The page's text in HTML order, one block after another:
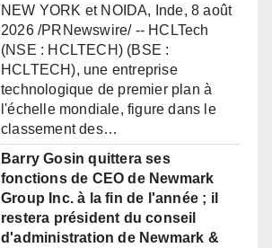
NEW YORK et NOIDA, Inde, 8 août
2026 /PRNewswire/ -- HCLTech
(NSE : HCLTECH) (BSE :
HCLTECH), une entreprise
technologique de premier plan à
l'échelle mondiale, figure dans le
classement des…
Barry Gosin quittera ses
fonctions de CEO de Newmark
Group Inc. à la fin de l'année ; il
restera président du conseil
d'administration de Newmark &